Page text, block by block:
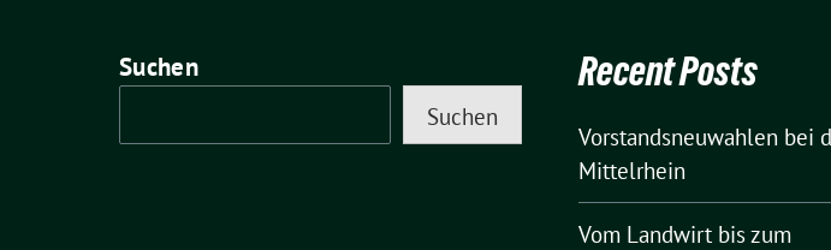
Suchen
Suchen
Recent Posts
Vorstandsneuwahlen bei
Mittelrhein
Vom Landwirt bis zum